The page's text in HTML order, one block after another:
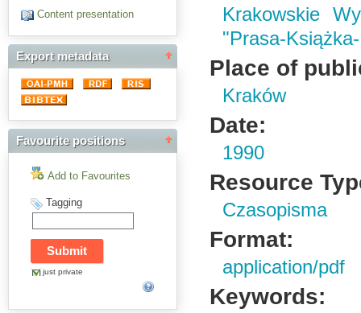
Content presentation
Export metadata
Favourite positions
Add to Favourites
Tagging
just private
Krakowskie
"Prasa-
Place of
Kraków
Date:
1990
Resource
Czasopisma
Format:
application/pdf
Keywords: